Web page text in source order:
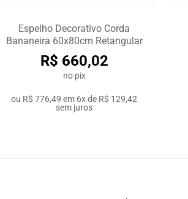
Espelho Decorativo Corda
Bananeira 60x80cm Retangular
R$ 660,02
no pix
ou R$ 776,49 em 6x de R$ 129,42
sem juros